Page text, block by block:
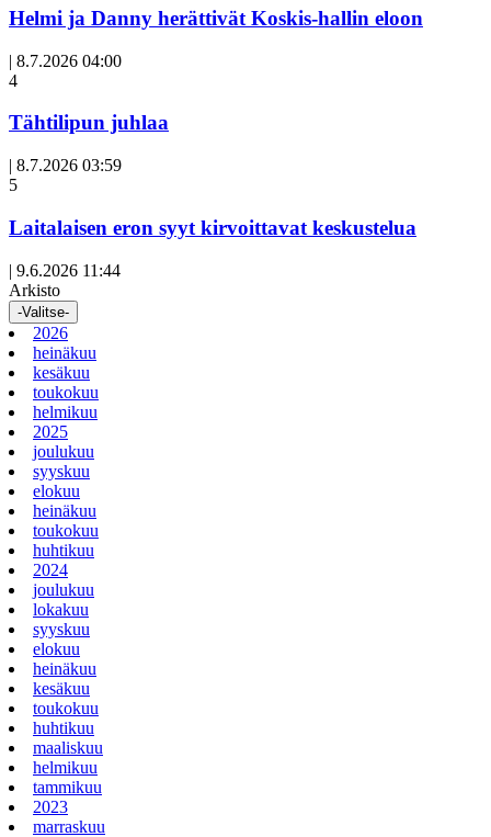
Helmi ja Danny herättivät Koskis-hallin eloon
| 8.7.2026 04:00
Avoin
4
Tähtilipun juhlaa
| 8.7.2026 03:59
Avoin
5
Laitalaisen eron syyt kirvoittavat keskustelua
| 9.6.2026 11:44
Arkisto
-Valitse-
2026
heinäkuu
kesäkuu
toukokuu
helmikuu
2025
joulukuu
syyskuu
elokuu
heinäkuu
toukokuu
huhtikuu
2024
joulukuu
lokakuu
syyskuu
elokuu
heinäkuu
kesäkuu
toukokuu
huhtikuu
maaliskuu
helmikuu
tammikuu
2023
marraskuu